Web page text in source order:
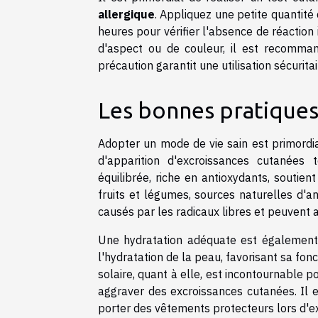
allergique. Appliquez une petite
heures pour vérifier l'absence de
d'aspect ou de couleur, il est
précaution garantit une utilisation
Les bonnes
Adopter un mode de vie sain est
d'apparition d'excroissances
équilibrée, riche en antioxydants,
fruits et légumes, sources naturelles
causés par les radicaux libres et peuvent
Une hydratation adéquate est
l'hydratation de la peau, favorisant sa
solaire, quant à elle, est incontournable
aggraver des excroissances cutanées.
porter des vêtements protecteurs lors